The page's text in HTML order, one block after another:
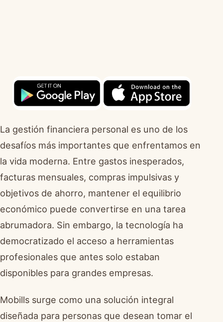
La gestión financiera personal es uno de los
desafíos más importantes que enfrentamos en
la vida moderna. Entre gastos inesperados,
facturas mensuales, compras impulsivas y
objetivos de ahorro, mantener el equilibrio
económico puede convertirse en una tarea
abrumadora. Sin embargo, la tecnología ha
democratizado el acceso a herramientas
profesionales que antes solo estaban
disponibles para grandes empresas.
Mobills surge como una solución integral
diseñada para personas que desean tomar el